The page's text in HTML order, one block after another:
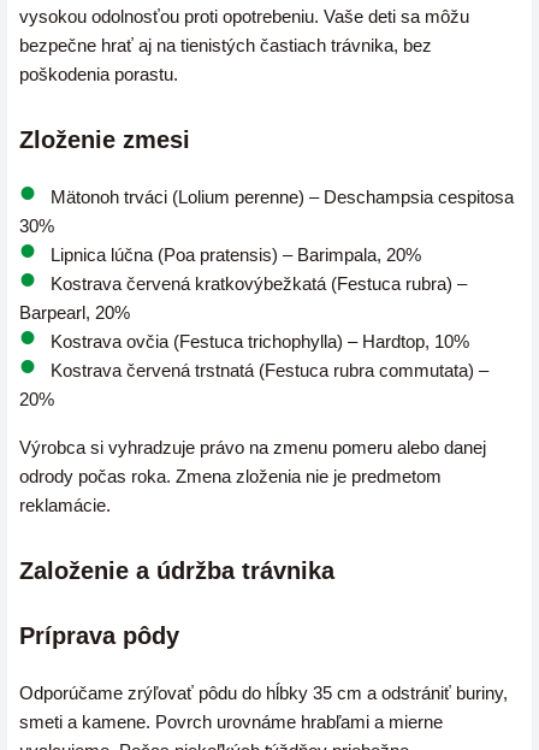
vysokou odolnosťou proti opotrebeniu. Vaše deti sa môžu
bezpečne hrať aj na tienistých častiach trávnika, bez
poškodenia porastu.
Zloženie zmesi
Mätonoh trváci (Lolium perenne) – Deschampsia cespitosa
30%
Lipnica lúčna (Poa pratensis) – Barimpala, 20%
Kostrava červená kratkovýbežkatá (Festuca rubra) –
Barpearl, 20%
Kostrava ovčia (Festuca trichophylla) – Hardtop, 10%
Kostrava červená trstnatá (Festuca rubra commutata) –
20%
Výrobca si vyhradzuje právo na zmenu pomeru alebo danej
odrody počas roka. Zmena zloženia nie je predmetom
reklamácie.
Založenie a údržba trávnika
Príprava pôdy
Odporúčame zrýľovať pôdu do hĺbky 35 cm a odstrániť buriny,
smeti a kamene. Povrch urovnáme hrabľami a mierne